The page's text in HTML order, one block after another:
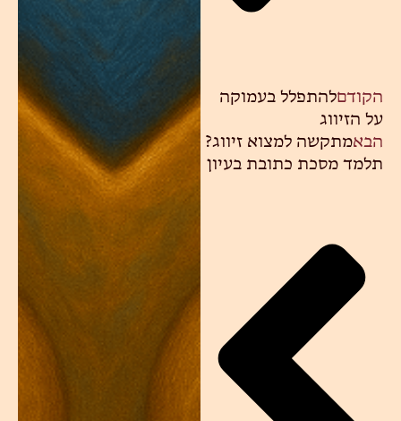
הקודםלהתפלל בעמוקה
על הזיווג
הבאמתקשה למצוא זיווג?
תלמד מסכת כתובת בעיון